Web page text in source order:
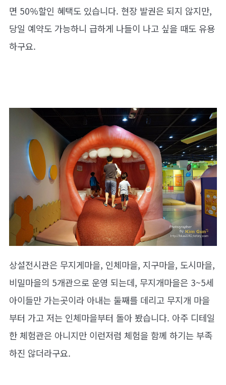
면 50%할인 혜택도 있습니다. 현장 발권은 되지 않지만,
당일 예약도 가능하니 급하게 나들이 나고 싶을 때도 유용
하구요.
상설전시관은 무지게마을, 인체마을, 지구마을, 도시마을,
비밀마을의 5개관으로 운영 되는데, 무지개마을은 3~5세
아이들만 가는곳이라 아내는 둘째를 데리고 무지개 마을
부터 가고 저는 인체마을부터 돌아 봤습니다. 아주 디테일
한 체험관은 아니지만 이런저럼 체험을 함께 하기는 부족
하진 않더라구요.